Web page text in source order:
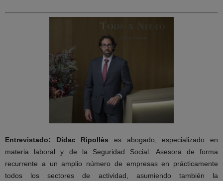
Entrevistado: Dídac Ripollès es abogado, especializado en
materia laboral y de la Seguridad Social. Asesora de forma
recurrente a un amplio número de empresas en prácticamente
todos los sectores de actividad, asumiendo también la